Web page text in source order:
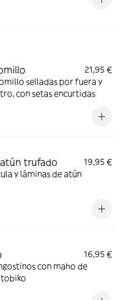
21,95 €
selladas por fuera y
con setas encurtidas
trufado
19,95 €
y láminas de atún
16,95 €
con maho de
tobiko